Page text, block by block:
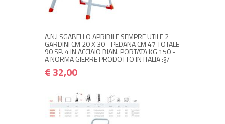
A.N.I SGABELLO APRIBILE SEMPRE UTILE 2
GARDINI CM 20 X 30 - PEDANA CM 47 TOTALE
90 SP. 4 IN ACCIAIO BIAN. PORTATA KG 150 -
A NORMA GIERRE PRODOTTO IN ITALIA :§/
€ 32,00
Avvisami quando disponibile